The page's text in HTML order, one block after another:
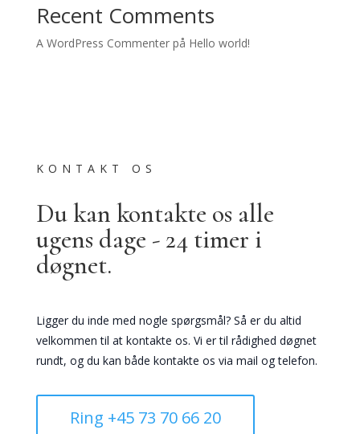
Recent Comments
A WordPress Commenterpå Hello world!
KONTAKT OS
Du kan kontakte os alle
ugens dage - 24 timer i
døgnet.
Ligger du inde med nogle spørgsmål? Så er du altid
velkommen til at kontakte os. Vi er til rådighed døgnet
rundt, og du kan både kontakte os via mail og telefon.
Ring +45 73 70 66 20